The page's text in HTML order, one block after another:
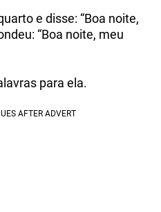
e disse: “Boa noite,
“Boa noite, meu
para ela.